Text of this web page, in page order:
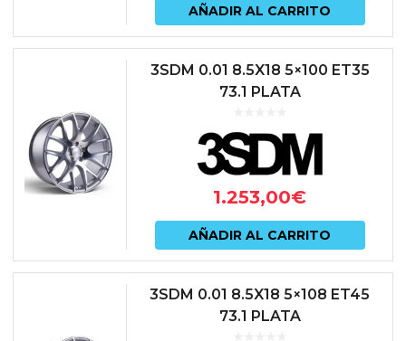
AÑADIR AL CARRITO
3SDM 0.01 8.5X18 5×100 ET35
73.1 PLATA
1.253,00€
AÑADIR AL CARRITO
3SDM 0.01 8.5X18 5×108 ET45
73.1 PLATA